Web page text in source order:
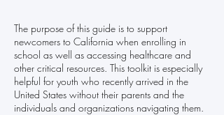
The purpose of this guide is to support
newcomers to California when enrolling in
school as well as accessing healthcare and
other critical resources. This toolkit is especially
helpful for youth who recently arrived in the
United States without their parents and the
individuals and organizations navigating them.